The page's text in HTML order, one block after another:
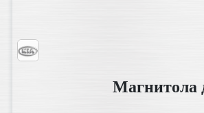
Магнитола